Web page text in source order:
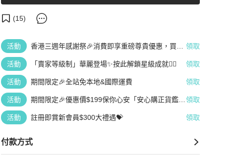
(15)
活動
香港三週年感謝祭🎉消費即享重磅尊貴優惠，買越
領取
活動 「賣家等級制」華麗登場✨按此解鎖星級成就👆🏻 領取
活動 期間限定🎉全站免本地&國際運費 領取
活動
期間限定🎉優惠價$199保你心安「安心購正貨鑑
領取
活動 註冊即賞新會員$300大禮遇💝 領取
付款方式